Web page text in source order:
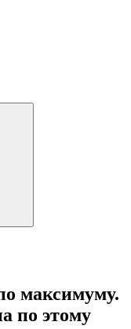
максимуму.
по этому